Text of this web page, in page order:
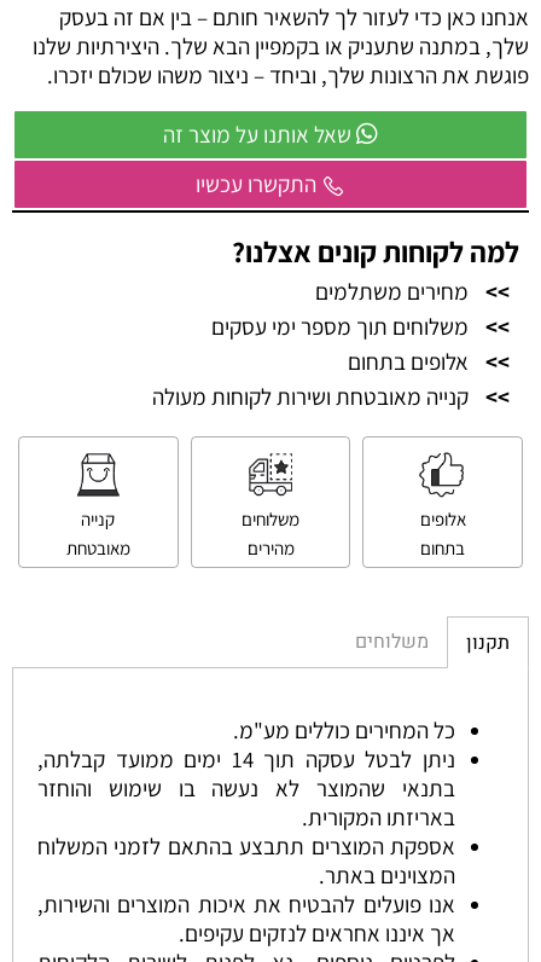
אנחנו כאן כדי לעזור לך להשאיר חותם – בין אם זה בעסק
שלך, במתנה שתעניק או בקמפיין הבא שלך. היצירתיות שלנו
פוגשת את הרצונות שלך, וביחד – ניצור משהו שכולם יזכרו.
שאל אותנו על מוצר זה
התקשרו עכשיו
למה לקוחות קונים אצלנו?
>>
מחירים משתלמים
>>
משלוחים תוך מספר ימי עסקים
>>
אלופים בתחום
>> קנייה מאובטחת ושירות לקוחות מעולה
אלופים
בתחום
משלוחים
מהירים
קנייה
מאובטחת
תקנון משלוחים
כל המחירים כוללים מע"מ.
ניתן לבטל עסקה תוך 14 ימים ממועד קבלתה,
בתנאי שהמוצר לא נעשה בו שימוש והוחזר
באריזתו המקורית.
אספקת המוצרים תתבצע בהתאם לזמני המשלוח
המצוינים באתר.
אנו פועלים להבטיח את איכות המוצרים והשירות,
אך איננו אחראים לנזקים עקיפים.